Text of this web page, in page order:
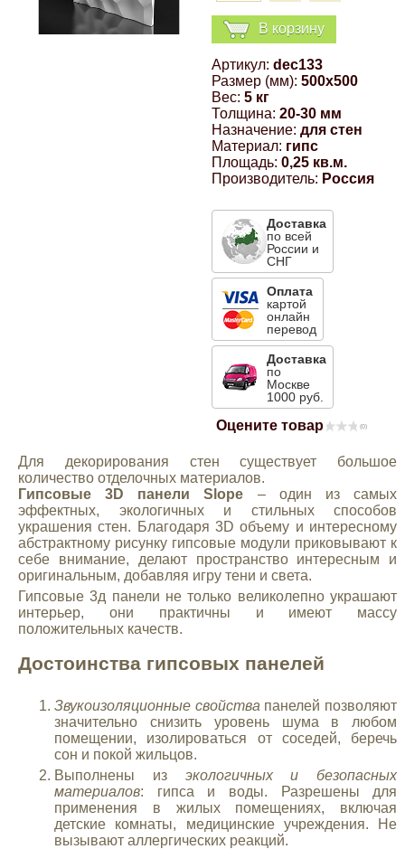
В корзину
Артикул: dec133
Размер (мм): 500x500
Вес: 5 кг
Толщина: 20-30 мм
Назначение: для стен
Материал: гипс
Площадь: 0,25 кв.м.
Производитель: Россия
Доставка
по всей
России и
СНГ
Оплата
картой
онлайн
перевод
Доставка
по
Москве
1000 руб.
Оцените товар (0)
Для декорирования стен существует большое
количество отделочных материалов.
Гипсовые 3D панели Slope – один из самых
эффектных, экологичных и стильных способов
украшения стен. Благодаря 3D объему и интересному
абстрактному рисунку гипсовые модули приковывают к
себе внимание, делают пространство интересным и
оригинальным, добавляя игру тени и света.
Гипсовые 3д панели не только великолепно украшают
интерьер, они практичны и имеют массу
положительных качеств.
Достоинства гипсовых панелей
Звукоизоляционные свойства панелей позволяют
значительно снизить уровень шума в любом
помещении, изолироваться от соседей, беречь
сон и покой жильцов.
Выполнены из экологичных и безопасных
материалов: гипса и воды. Разрешены для
применения в жилых помещениях, включая
детские комнаты, медицинские учреждения. Не
вызывают аллергических реакций.
Компрессионные фитинги Poliext
Opel
Renault
Suzuki
Toyota
Дополнительные товары
Эмали универсальные акриловые
Магнитные панели на холодильник